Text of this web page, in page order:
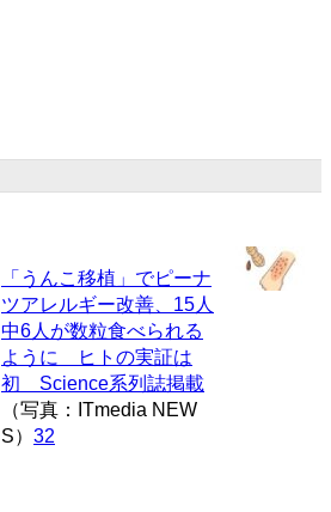
「うんこ移植」でピーナ
ツアレルギー改善、15人
中6人が数粒食べられる
ように ヒトの実証は
初 Science系列誌掲載
（写真：ITmedia NEW
S） 32